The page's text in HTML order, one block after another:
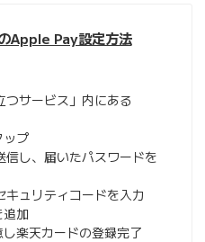
Apple Pay設定方法
つサービス」内にある
ップ
信し、届いたパスワードを
ュリティコードを入力
加
楽天カードの登録完了